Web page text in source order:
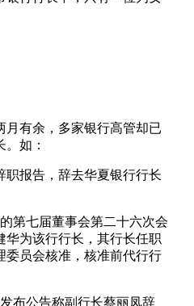
有余，多家银行高管却已
如：
报告，辞去华夏银行行长
七届董事会第二十六次会
华为该行行长，其行长任职
委员会核准，核准前代行行
公告称副行长蔡丽凤辞